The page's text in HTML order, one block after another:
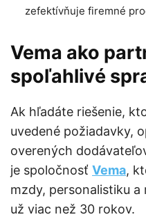
zefektívňuje firemné
Vema ako
spoľahlivé
Ak hľadáte riešenie,
uvedené požiadavky,
overených
je spoločnosť Vema,
mzdy, personalistiku
už viac než 30 rokov.